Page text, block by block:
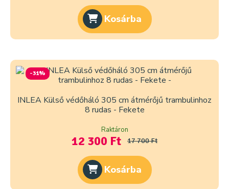
Kosárba
-31%
INLEA Külső védőháló 305 cm átmérőjű trambulinhoz
8 rudas - Fekete
Raktáron
12 300 Ft 17 700 Ft
Kosárba